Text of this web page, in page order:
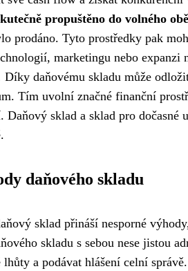
propuštěno do volného
prodáno. Tyto prostředky pak
marketingu nebo expanzi
Díky daňovému skladu může
Tím uvolní značné finanční
Daňový sklad a sklad pro dočasné
daňového skladu
sklad přináší nesporné
skladu s sebou nese jistou
lhůty a podávat hlášení celní